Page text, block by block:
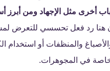
أخرى مثل الإجهاد ومن
هنا رد فعل تحسسي للتعرض
والمنظفات أو استخدام
في المجوهرات.